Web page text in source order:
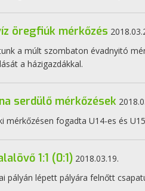
öregfiúk mérkőzés
a múlt szombaton évadnyitó
a házigazdákkal.
serdülő mérkőzések
mérkőzésen fogadta U14-es és
1:1 (0:1) 2018.03.19.
pályán lépett pályára felnőtt